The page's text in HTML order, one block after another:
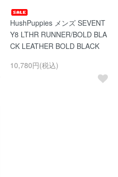
HushPuppies メンズ SEVENT
Y8 LTHR RUNNER/BOLD BLA
CK LEATHER BOLD BLACK
10,780円(税込)